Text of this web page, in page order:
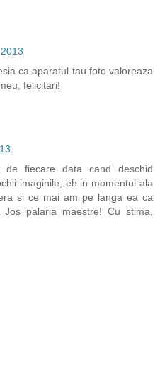
ca aparatul tau foto valoreaza
felicitari!
fiecare data cand deschid
imaginile, eh in momentul ala
si ce mai am pe langa ea ca
palaria maestre! Cu stima,